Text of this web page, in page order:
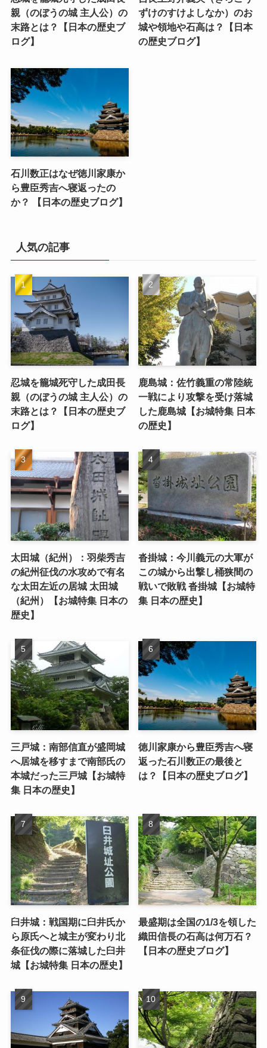
親（のぼうの城 主人公）の
末路とは？【日本の歴史ブ
ログ】
ずけのすけよしなか）のお
城や領地や石高は？【日本
の歴史ブログ】
石川数正はなぜ徳川家康か
ら豊臣秀吉へ寝返ったの
か？ 【日本の歴史ブログ】
人気の記事
忍城を籠城死守した成田長
親（のぼうの城 主人公）の
末路とは？【日本の歴史ブ
ログ】
鹿島城：佐竹義重の常陸統
一戦により攻撃を受け落城
した鹿島城【お城特集 日本
の歴史】
太田城（紀州）：羽柴秀吉
の紀州征伐の水攻めで有名
な太田左近の居城 太田城
（紀州）【お城特集 日本の
歴史】
沓掛城：今川義元の大軍が
この城から出撃し桶狭間の
戦いで敗戦 沓掛城【お城特
集 日本の歴史】
三戸城：南部信直が盛岡城
へ居城を移すまで南部氏の
本城だった三戸城【お城特
集 日本の歴史】
徳川家康から豊臣秀吉へ寝
返った石川数正の最後と
は？【日本の歴史ブログ】
臼井城：戦国期に臼井氏か
ら原氏へと城主が変わり北
条征伐の際に落城した臼井
城【お城特集 日本の歴史】
最盛期は全国の1/3を領した
織田信長の石高は何万石？
【日本の歴史ブログ】